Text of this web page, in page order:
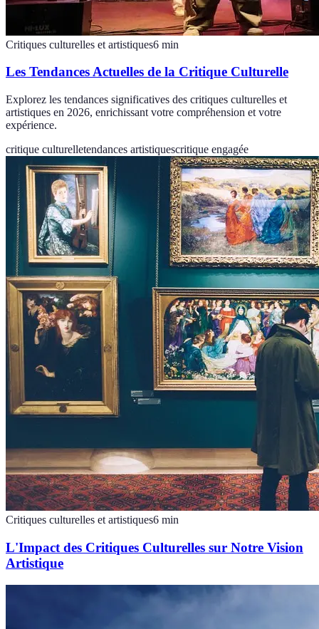
Critiques culturelles et artistiques6 min
Les Tendances Actuelles de la Critique Culturelle
Explorez les tendances significatives des critiques culturelles et
artistiques en 2026, enrichissant votre compréhension et votre
expérience.
critique culturelletendances artistiquescritique engagée
Critiques culturelles et artistiques6 min
L'Impact des Critiques Culturelles sur Notre Vision
Artistique